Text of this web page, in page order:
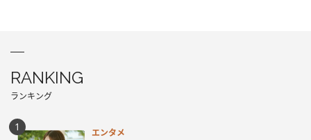
RANKING
ランキング
エンタメ